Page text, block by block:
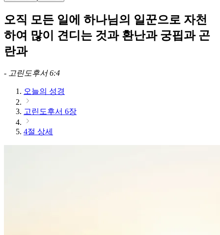
오직 모든 일에 하나님의 일꾼으로 자천
하여 많이 견디는 것과 환난과 궁핍과 곤
란과
- 고린도후서 6:4
오늘의 성경
고린도후서 6장
4절 상세